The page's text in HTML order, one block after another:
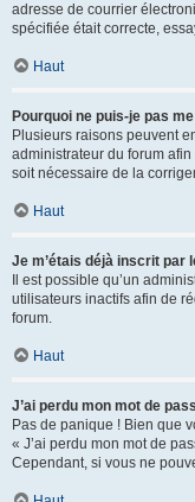
adresse de courrier
spécifiée était correcte,
Haut
Pourquoi ne puis-je pas
Plusieurs raisons peuvent
administrateur du forum
soit nécessaire de la
Haut
Je m’étais déjà inscrit par
Il est possible qu’un
utilisateurs inactifs afin de
forum.
Haut
J’ai perdu mon mot de
Pas de panique ! Bien que
« J’ai perdu mon mot de
Cependant, si vous ne